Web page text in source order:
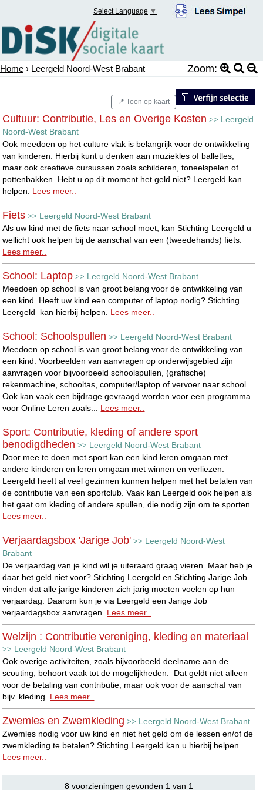
Select Language ▼
Home › Leergeld Noord-West Brabant Zoom:
📍 Toon op kaart
Cultuur: Contributie, Les en Overige Kosten >> Leergeld
Noord-West Brabant
Ook meedoen op het culture vlak is belangrijk voor de ontwikkeling
van kinderen. Hierbij kunt u denken aan muziekles of balletles,
maar ook creatieve cursussen zoals schilderen, toneelspelen of
pottenbakken. Hebt u op dit moment het geld niet? Leergeld kan
helpen. Lees meer..
Fiets >> Leergeld Noord-West Brabant
Als uw kind met de fiets naar school moet, kan Stichting Leergeld u
wellicht ook helpen bij de aanschaf van een (tweedehands) fiets.
Lees meer..
School: Laptop >> Leergeld Noord-West Brabant
Meedoen op school is van groot belang voor de ontwikkeling van
een kind. Heeft uw kind een computer of laptop nodig? Stichting
Leergeld kan hierbij helpen. Lees meer..
School: Schoolspullen >> Leergeld Noord-West Brabant
Meedoen op school is van groot belang voor de ontwikkeling van
een kind. Voorbeelden van aanvragen op onderwijsgebied zijn
aanvragen voor bijvoorbeeld schoolspullen, (grafische)
rekenmachine, schooltas, computer/laptop of vervoer naar school.
Ook kan vaak een bijdrage gevraagd worden voor een programma
voor Online Leren zoals... Lees meer..
Sport: Contributie, kleding of andere sport
benodigdheden >> Leergeld Noord-West Brabant
Door mee te doen met sport kan een kind leren omgaan met
andere kinderen en leren omgaan met winnen en verliezen.
Leergeld heeft al veel gezinnen kunnen helpen met het betalen van
de contributie van een sportclub. Vaak kan Leergeld ook helpen als
het gaat om kleding of andere spullen, die nodig zijn om te sporten.
Lees meer..
Verjaardagsbox 'Jarige Job' >> Leergeld Noord-West
Brabant
De verjaardag van je kind wil je uiteraard graag vieren. Maar heb je
daar het geld niet voor? Stichting Leergeld en Stichting Jarige Job
vinden dat alle jarige kinderen zich jarig moeten voelen op hun
verjaardag. Daarom kun je via Leergeld een Jarige Job
verjaardagsbox aanvragen. Lees meer..
Welzijn : Contributie vereniging, kleding en materiaal
>> Leergeld Noord-West Brabant
Ook overige activiteiten, zoals bijvoorbeeld deelname aan de
scouting, behoort vaak tot de mogelijkheden. Dat geldt niet alleen
voor de betaling van contributie, maar ook voor de aanschaf van
bijv. kleding. Lees meer..
Zwemles en Zwemkleding >> Leergeld Noord-West Brabant
Zwemles nodig voor uw kind en niet het geld om de lessen en/of de
zwemkleding te betalen? Stichting Leergeld kan u hierbij helpen.
Lees meer..
8 voorzieningen gevonden 1 van 1